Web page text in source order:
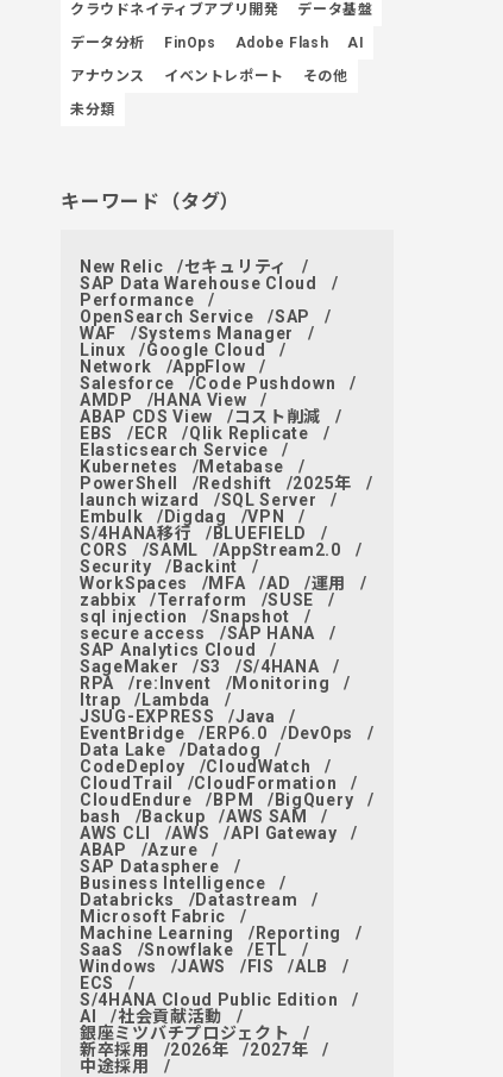
クラウドネイティブアプリ開発
データ基盤
データ分析
FinOps Adobe Flash
AI
アナウンス
イベントレポート
その他
未分類
キーワード（タグ）
New Relic
セキュリティ
SAP Data Warehouse Cloud
Performance
OpenSearch Service
SAP
WAF
Systems Manager
Linux
Google Cloud
Network
AppFlow
Salesforce
Code Pushdown
AMDP
HANA View
ABAP CDS View
コスト削減
EBS
ECR
Qlik Replicate
Elasticsearch Service
Kubernetes
Metabase
PowerShell
Redshift
2025年
launch wizard
SQL Server
Embulk
Digdag
VPN
S/4HANA移行
BLUEFIELD
CORS
SAML
AppStream2.0
Security
Backint
WorkSpaces
MFA AD
運用
zabbix
Terraform
SUSE
sql injection
Snapshot
secure access
SAP HANA
SAP Analytics Cloud
SageMaker
S3
S/4HANA
RPA
re:Invent
Monitoring
ltrap
Lambda
JSUG-EXPRESS
Java
EventBridge
ERP6.0
DevOps
Data Lake
Datadog
CodeDeploy
CloudWatch
CloudTrail
CloudFormation
CloudEndure
BPM
BigQuery
bash
Backup
AWS SAM
AWS CLI
AWS
API Gateway
ABAP
Azure
SAP Datasphere
Business Intelligence
Databricks
Datastream
Microsoft Fabric
Machine Learning
Reporting
SaaS
Snowflake
ETL
Windows
JAWS FIS
ALB
ECS
S/4HANA Cloud Public Edition
AI
社会貢献活動
銀座ミツバチプロジェクト
新卒採用
2026年
2027年
中途採用